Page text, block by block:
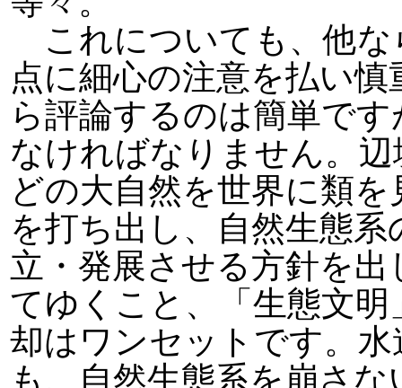
これについても、他な
点に細心の注意を払い
ら評論するのは簡単で
なければなりません。
どの大自然を世界に類
を打ち出し、自然生態
立・発展させる方針を
てゆくこと、「生態文
却はワンセットです。
も、自然生態系を崩さ